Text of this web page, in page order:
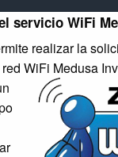
servicio WiFi
realizar la
WiFi Medusa